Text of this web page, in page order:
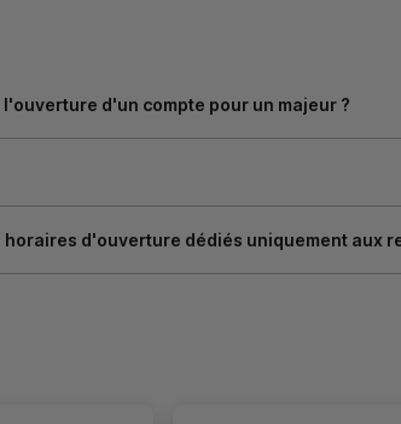
d'un compte pour un majeur ?
horaires d'ouverture dédiés uniquement aux